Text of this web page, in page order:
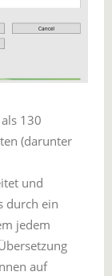
130
(darunter
und
durch ein
jedem
auf